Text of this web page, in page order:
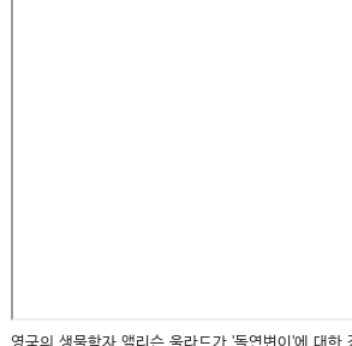
영국의 생물학자 앨리슨 울라드가 '돌연변이'에 대한